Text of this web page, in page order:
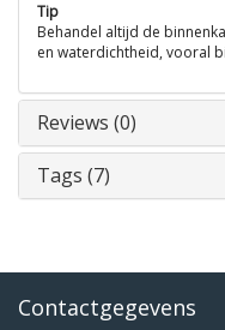
Tip
Behandel altijd de
en waterdichtheid, vooral
Reviews (0)
Tags (7)
Contactgegevens